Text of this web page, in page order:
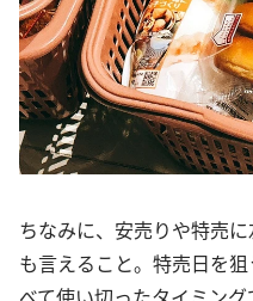
ちなみに、安売りや特売
も言えること。特売日を